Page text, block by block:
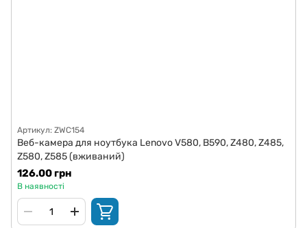
Артикул: ZWC154
Веб-камера для ноутбука Lenovo V580, B590, Z480, Z485,
Z580, Z585 (вживаний)
126.00 грн
В наявності